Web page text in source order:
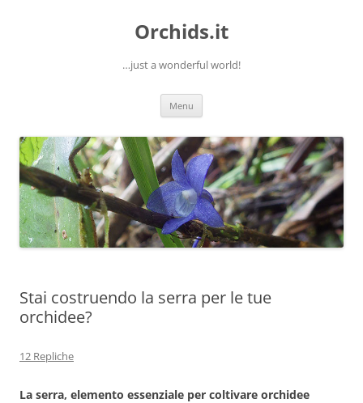
Orchids.it
…just a wonderful world!
Menu
Stai costruendo la serra per le tue
orchidee?
12 Repliche
La serra, elemento essenziale per coltivare orchidee